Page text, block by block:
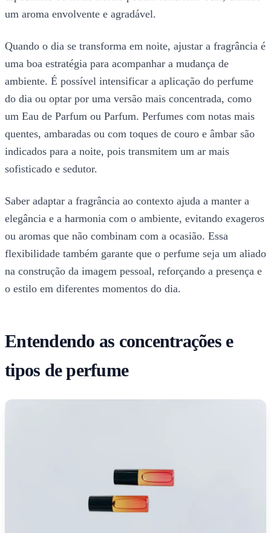
um aroma envolvente e agradável.
Quando o dia se transforma em noite, ajustar a fragrância é
uma boa estratégia para acompanhar a mudança de
ambiente. É possível intensificar a aplicação do perfume
do dia ou optar por uma versão mais concentrada, como
um Eau de Parfum ou Parfum. Perfumes com notas mais
quentes, ambaradas ou com toques de couro e âmbar são
indicados para a noite, pois transmitem um ar mais
sofisticado e sedutor.
Saber adaptar a fragrância ao contexto ajuda a manter a
elegância e a harmonia com o ambiente, evitando exageros
ou aromas que não combinam com a ocasião. Essa
flexibilidade também garante que o perfume seja um aliado
na construção da imagem pessoal, reforçando a presença e
o estilo em diferentes momentos do dia.
Entendendo as concentrações e
tipos de perfume